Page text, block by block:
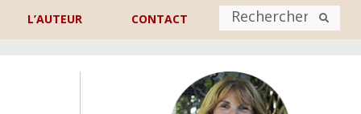
L’AUTEUR CONTACT